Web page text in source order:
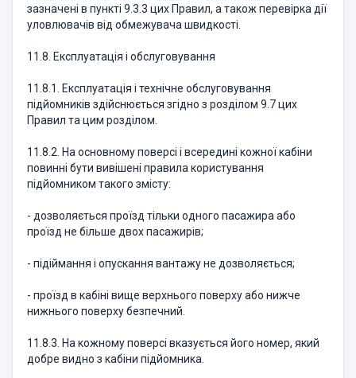
зазначені в пункті 9.3.3 цих Правил, а також перевірка дії
уловлювачів від обмежувача швидкості.
11.8. Експлуатація і обслуговування
11.8.1. Експлуатація і технічне обслуговування
підйомників здійснюється згідно з розділом 9.7 цих
Правил та цим розділом.
11.8.2. На основному поверсі і всередині кожної кабіни
повинні бути вивішені правила користування
підйомником такого змісту:
- дозволяється проїзд тільки одного пасажира або
проїзд не більше двох пасажирів;
- підіймання і опускання вантажу не дозволяється;
- проїзд в кабіні вище верхнього поверху або нижче
нижнього поверху безпечний.
11.8.3. На кожному поверсі вказується його номер, який
добре видно з кабіни підйомника.